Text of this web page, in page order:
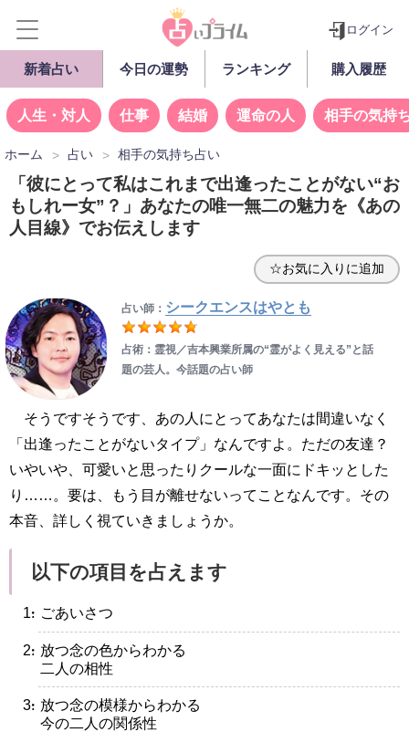
ログイン
新着占い 今日の運勢 ランキング 購入履歴
人生・対人 仕事 結婚 運命の人 相手の気持
ホーム 占い 相手の気持ち占い
「彼にとって私はこれまで出逢ったことがない“お
もしれー女”？」あなたの唯一無二の魅力を《あの
人目線》でお伝えします
☆お気に入りに追加
占い師： シークエンスはやとも
占術：霊視／吉本興業所属の“霊がよく見える”と話
題の芸人。今話題の占い師
そうですそうです、あの人にとってあなたは間違いなく
「出逢ったことがないタイプ」なんですよ。ただの友達？
いやいや、可愛いと思ったりクールな一面にドキッとした
り……。要は、もう目が離せないってことなんです。その
本音、詳しく視ていきましょうか。
以下の項目を占えます
・ごあいさつ
・放つ念の色からわかる
二人の相性
・放つ念の模様からわかる
今の二人の関係性